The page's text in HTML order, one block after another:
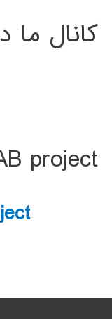
کانال ما
project